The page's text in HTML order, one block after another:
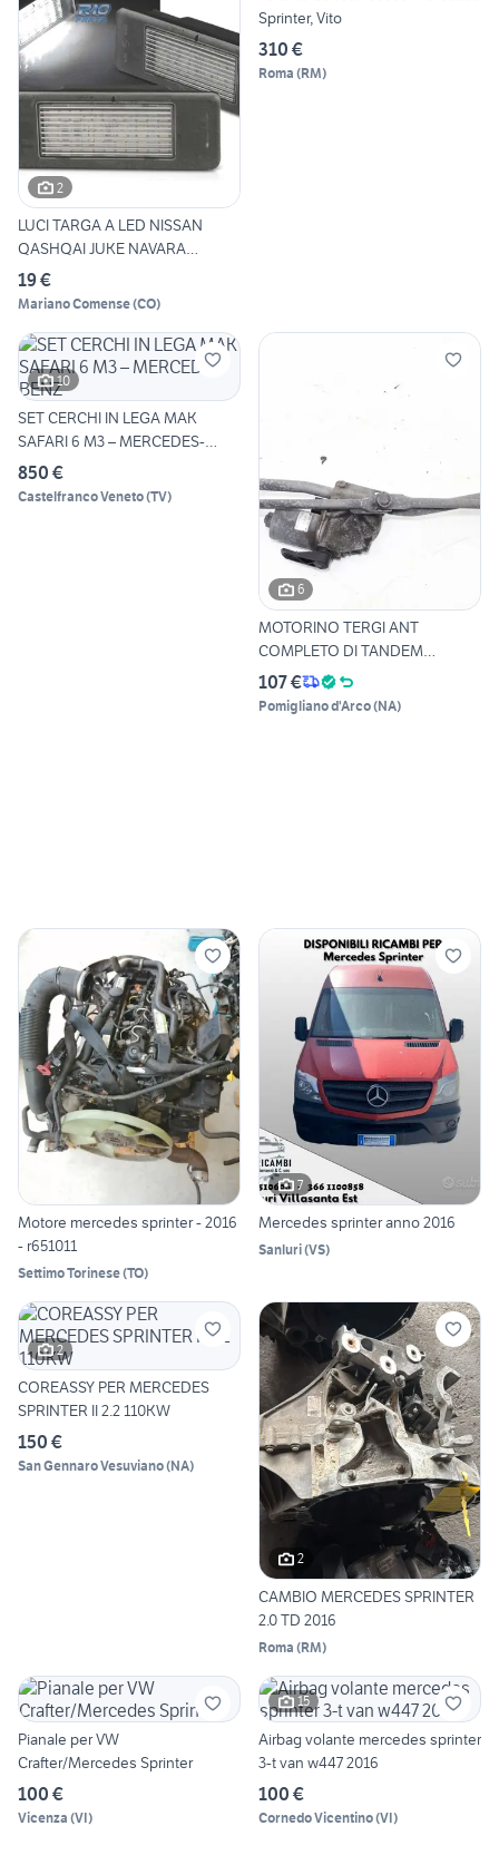
2
LUCI TARGA A LED NISSAN
QASHQAI JUKE NAVARA
MERCED
19 €
Mariano Comense(CO)
Sprinter, Vito
310 €
Roma (RM)
10
SET CERCHI IN LEGA MAK
SAFARI 6 M3 – MERCEDES-
BENZ
850 €
Castelfranco Veneto(TV)
6
MOTORINO TERGI ANT
COMPLETO DI TANDEM
MERCEDES Spr
107 €
Pomigliano d'Arco(NA)
Motore mercedes sprinter - 2016
- r651011
Settimo Torinese(TO)
7
Mercedes sprinter anno 2016
Sanluri(VS)
2
COREASSY PER MERCEDES
SPRINTER II 2.2 110KW
150 €
San Gennaro Vesuviano(NA)
2
CAMBIO MERCEDES SPRINTER
2.0 TD 2016
Roma (RM)
Pianale per VW
Crafter/Mercedes Sprinter
100 €
Vicenza (VI)
15
Airbag volante mercedes sprinter
3-t van w447 2016
100 €
Cornedo Vicentino(VI)